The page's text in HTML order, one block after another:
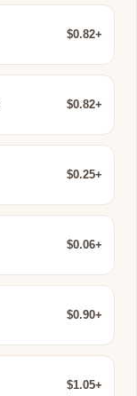
$0.82+
$0.82+
$0.25+
$0.06+
$0.90+
$1.05+